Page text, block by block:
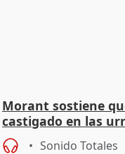
Morant sostiene
castigado en las
cambio"
Sonido Totales